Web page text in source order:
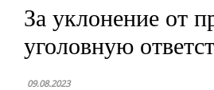
За уклонение от
уголовную
09.08.2023